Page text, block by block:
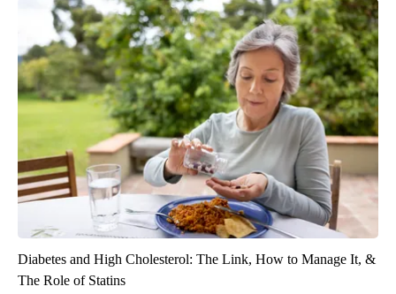
Diabetes and High Cholesterol: The Link, How to Manage It, &
The Role of Statins